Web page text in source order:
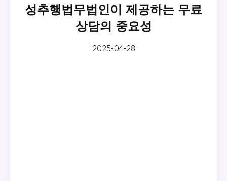
성추행법무법인이 제공하는 무료
상담의 중요성
2025-04-28